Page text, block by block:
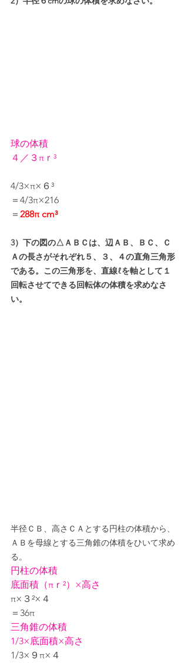
球の体積
４／３πｒ³
4/3×π×６³
＝4/3π×216
＝ 288π cm³
3）下の図の△ＡＢＣは、辺ＡＢ、ＢＣ、Ｃ
Ａの長さがそれぞれ５、３、４の直角三角形
である。この三角形を、直線ℓを軸として１
回転させてできる回転体の体積を求めなさ
い。
半径ＣＢ、高さＣＡとする円柱の体積から、
ＡＢを母線とする三角錐の体積をひいて求め
る。
円柱の体積
底面積（πｒ²）×高さ
π×３²×４
＝36π
三角錐の体積
1/3×底面積×高さ
1/3×９π×４